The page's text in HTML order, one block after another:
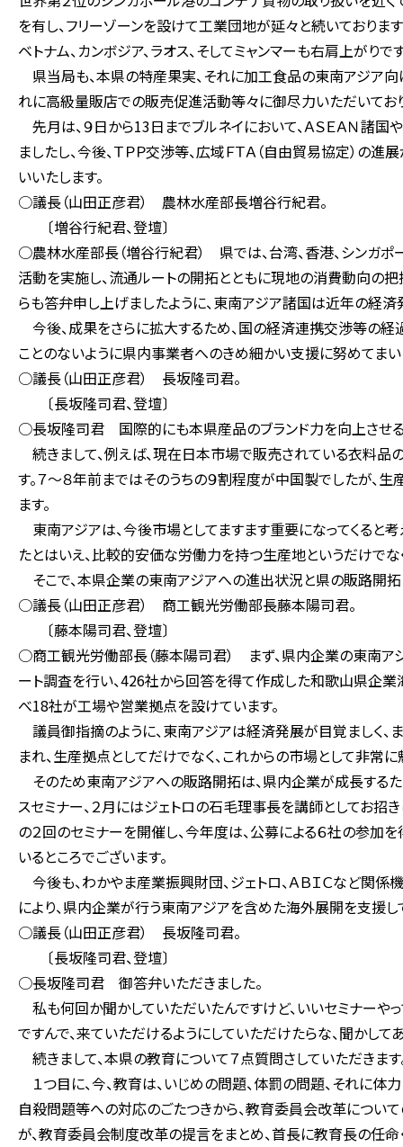
を有し、フリーゾーンを設けて工業団地が延々と続いておりま
ベトナム、カンボジア、ラオス、そしてミャンマーも右肩上がりで
県当局も、本県の特産果実、それに加工食品の東南アジア
れに高級量販店での販売促進活動等々に御尽力いただいてお
先月は、９日から13日までブルネイにおいて、ＡＳＥＡＮ諸
ましたし、今後、ＴＰＰ交渉等、広域ＦＴＡ（自由貿易協定）
いいたします。
○議長（山田正彦君） 農林水産部長増谷行紀君。
〔増谷行紀君、登壇〕
○農林水産部長（増谷行紀君） 県では、台湾、香港、シンガ
活動を実施し、流通ルートの開拓とともに現地の消費動向の
らも答弁申し上げましたように、東南アジア諸国は近年の経済
今後、成果をさらに拡大するため、国の経済連携交渉等の
ことのないように県内事業者へのきめ細かい支援に努めてまい
○議長（山田正彦君） 長坂隆司君。
〔長坂隆司君、登壇〕
○長坂隆司君 国際的にも本県産品のブランド力を向上させる
続きまして、例えば、現在日本市場で販売されている衣料品
す。７～８年前まではそのうちの９割程度が中国製でしたが、
ます。
東南アジアは、今後市場としてますます重要になってくると
たとはいえ、比較的安価な労働力を持つ生産地というだけで
そこで、本県企業の東南アジアへの進出状況と県の販路開拓
○議長（山田正彦君） 商工観光労働部長藤本陽司君。
〔藤本陽司君、登壇〕
○商工観光労働部長（藤本陽司君） まず、県内企業の東南ア
ート調査を行い、426社から回答を得て作成した和歌山県企
べ18社が工場や営業拠点を設けています。
議員御指摘のように、東南アジアは経済発展が目覚ましく
まれ、生産拠点としてだけでなく、これからの市場として非常
そのため東南アジアへの販路開拓は、県内企業が成長する
スセミナー、２月にはジェトロの石毛理事長を講師としてお招
の２回のセミナーを開催し、今年度は、公募による６社の参
いるところでございます。
今後も、わかやま産業振興財団、ジェトロ、ＡＢＩＣなど関
により、県内企業が行う東南アジアを含めた海外展開を支援し
○議長（山田正彦君） 長坂隆司君。
〔長坂隆司君、登壇〕
○長坂隆司君 御答弁いただきました。
私も何回か聞かしていただいたんですけど、いいセミナーや
ですんで、来ていただけるようにしていただけたらな、聞かし
続きまして、本県の教育について７点質問さしていただきます
１つ目に、今、教育は、いじめの問題、体罰の問題、それに
自殺問題等への対応のごたつきから、教育委員会改革につい
が、教育委員会制度改革の提言をまとめ、首長に教育長の任